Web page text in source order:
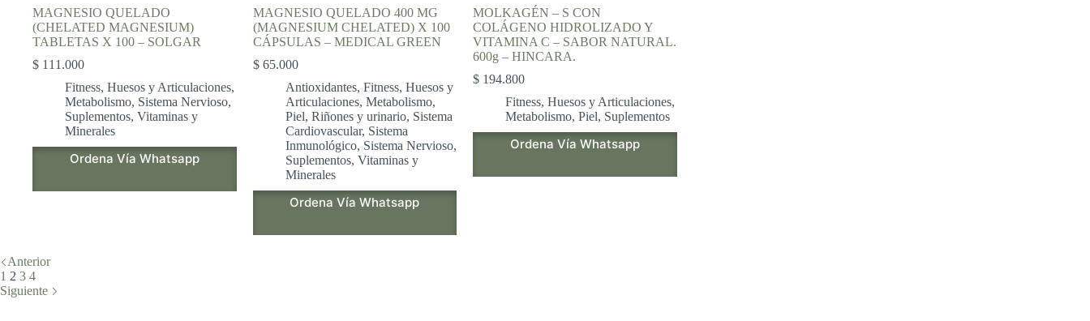
MAGNESIO QUELADO
(CHELATED MAGNESIUM)
TABLETAS X 100 – SOLGAR
$ 111.000
Fitness, Huesos y Articulaciones,
Metabolismo, Sistema Nervioso,
Suplementos, Vitaminas y
Minerales
Ordena Vía Whatsapp
MAGNESIO QUELADO 400 MG
(MAGNESIUM CHELATED) X 100
CÁPSULAS – MEDICAL GREEN
$65.000
Antioxidantes, Fitness, Huesos y
Articulaciones, Metabolismo,
Piel, Riñones y urinario, Sistema
Cardiovascular, Sistema
Inmunológico, Sistema Nervioso,
Suplementos, Vitaminas y
Minerales
Ordena Vía Whatsapp
MOLKAGÉN – S CON
COLÁGENO HIDROLIZADO Y
VITAMINA C – SABOR NATURAL.
600g – HINCARA.
$ 194.800
Fitness,Huesos y Articulaciones,
Metabolismo,Piel, Suplementos
Ordena Vía Whatsapp
Anterior
1 2 3 4
Siguiente